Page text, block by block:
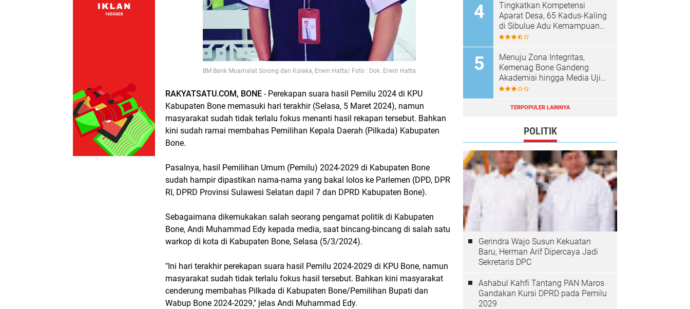
BM Bank Muamalat Sorong dan Kolaka, Erwin Hatta/ Foto : Dok. Erwin Hatta
RAKYATSATU.COM, BONE - Perekapan suara hasil Pemilu 2024 di KPU
Kabupaten Bone memasuki hari terakhir (Selasa, 5 Maret 2024), namun
masyarakat sudah tidak terlalu fokus menanti hasil rekapan tersebut. Bahkan
kini sudah ramai membahas Pemilihan Kepala Daerah (Pilkada) Kabupaten
Bone.
Pasalnya, hasil Pemilihan Umum (Pemilu) 2024-2029 di Kabupaten Bone
sudah hampir dipastikan nama-nama yang bakal lolos ke Parlemen (DPD, DPR
RI, DPRD Provinsi Sulawesi Selatan dapil 7 dan DPRD Kabupaten Bone).
Sebagaimana dikemukakan salah seorang pengamat politik di Kabupaten
Bone, Andi Muhammad Edy kepada media, saat bincang-bincang di salah satu
warkop di kota di Kabupaten Bone, Selasa (5/3/2024).
"Ini hari terakhir perekapan suara hasil Pemilu 2024-2029 di KPU Bone, namun
masyarakat sudah tidak terlalu fokus hasil tersebut. Bahkan kini masyarakat
cenderung membahas Pilkada di Kabupaten Bone/Pemilihan Bupati dan
Wabup Bone 2024-2029," jelas Andi Muhammad Edy.
Tingkatkan Kompetensi
Aparat Desa, 65 Kadus-Kaling
di Sibulue Adu Kemampuan
Berpidato
Menuju Zona Integritas,
Kemenag Bone Gandeng
Akademisi hingga Media Uji
Standar Pelayanan
TERPOPULER LAINNYA
POLITIK
Gerindra Wajo Susun Kekuatan
Baru, Herman Arif Dipercaya Jadi
Sekretaris DPC
Ashabul Kahfi Tantang PAN Maros
Gandakan Kursi DPRD pada Pemilu
2029